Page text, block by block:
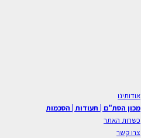
אודותינו
מכון הסת"ם | תעודות | הסכמות
כשרות האתר
צרו קשר